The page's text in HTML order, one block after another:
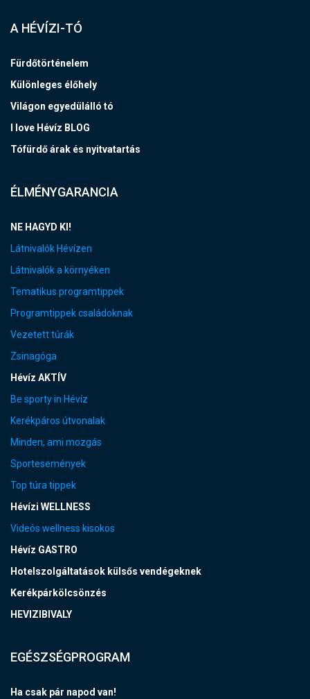
A HÉVÍZI-TÓ
Fürdőtörténelem
Különleges élőhely
Világon egyedülálló tó
I love Hévíz BLOG
Tófürdő árak és nyitvatartás
ÉLMÉNYGARANCIA
NE HAGYD KI!
Látnivalók Hévízen
Látnivalók a környéken
Tematikus programtippek
Programtippek családoknak
Vezetett túrák
Zsinagóga
Hévíz AKTÍV
Be sporty in Hévíz
Kerékpáros útvonalak
Minden, ami mozgás
Sportesemények
Top túra tippek
Hévízi WELLNESS
Videós wellness kisokos
Hévíz GASTRO
Hotelszolgáltatások külsős vendégeknek
Kerékpárkölcsönzés
HEVIZIBIVALY
EGÉSZSÉGPROGRAM
Ha csak pár napod van!